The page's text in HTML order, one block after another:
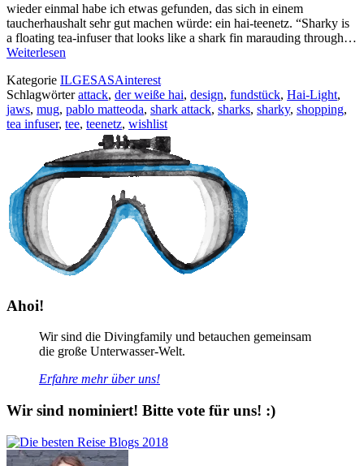
wieder einmal habe ich etwas gefunden, das sich in einem
taucherhaushalt sehr gut machen würde: ein hai-teenetz. “Sharky is
a floating tea-infuser that looks like a shark fin marauding through…
Weiterlesen
Kategorie ILGESASAinterest
Schlagwörterattack, der weiße hai, design, fundstück, Hai-Light,
jaws, mug, pablo matteoda, shark attack, sharks, sharky, shopping,
tea infuser, tee, teenetz, wishlist
Ahoi!
Wir sind die Divingfamily und betauchen gemeinsam
die große Unterwasser-Welt.
Erfahre mehr über uns!
Wir sind nominiert! Bitte vote für uns! :)